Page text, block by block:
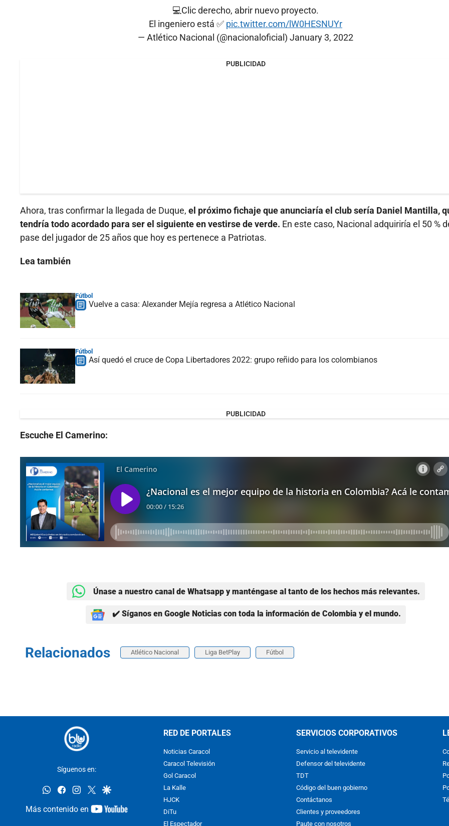
💻Clic derecho, abrir nuevo proyecto.
El ingeniero está ✅ pic.twitter.com/lW0HESNUYr
— Atlético Nacional (@nacionaloficial) January 3, 2022
PUBLICIDAD
Ahora, tras confirmar la llegada de Duque, el próximo fichaje que anunciaría el club sería Daniel Mantilla,
tendría todo acordado para ser el siguiente en vestirse de verde. En este caso, Nacional adquiriría el 50 %
pase del jugador de 25 años que hoy es pertenece a Patriotas.
Lea también
Fútbol
Vuelve a casa: Alexander Mejía regresa a Atlético Nacional
Fútbol
Así quedó el cruce de Copa Libertadores 2022: grupo reñido para los colombianos
PUBLICIDAD
Escuche El Camerino:
Únase a nuestro canal de Whatsapp y manténgase al tanto de los hechos más relevantes.
✔️ Síganos en Google Noticias con toda la información de Colombia y el mundo.
Relacionados Atlético Nacional Liga BetPlay Fútbol
Síguenos en:
whatsappfacebookinstagram
twittergoogle
Más contenido en
youtube-
RED DE PORTALES
Noticias Caracol
Caracol Televisión
Gol Caracol
La Kalle
HJCK
DiTu
El Espectador
SERVICIOS CORPORATIVOS
Servicio al televidente
Defensor del televidente
TDT
Código del buen gobierno
Contáctanos
Clientes y proveedores
Paute con nosotros